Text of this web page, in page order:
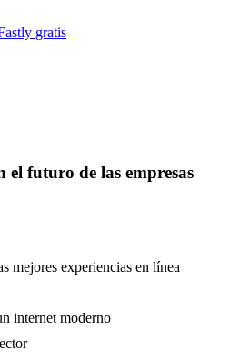
gratis
el futuro de las empresas
mejores experiencias en línea
internet moderno